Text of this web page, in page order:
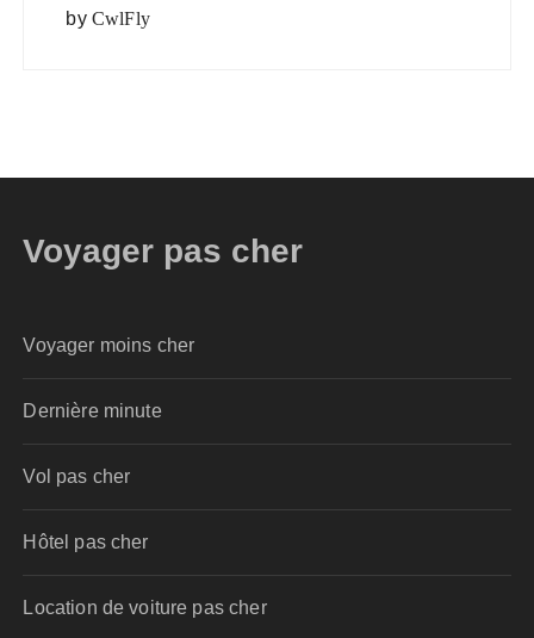
by CwlFly
Voyager pas cher
Voyager moins cher
Dernière minute
Vol pas cher
Hôtel pas cher
Location de voiture pas cher